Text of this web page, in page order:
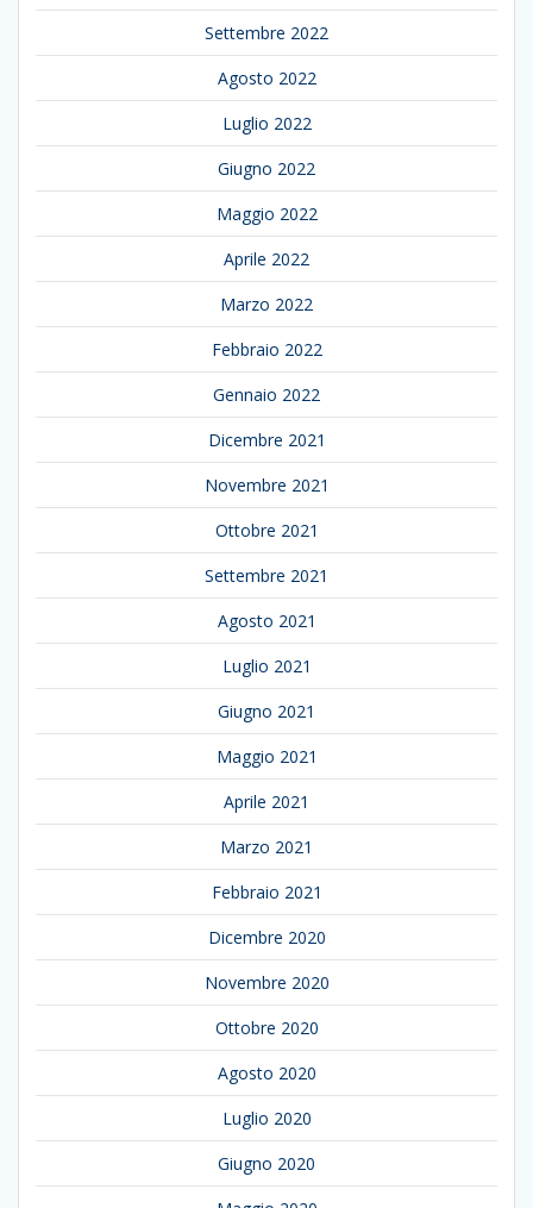
Settembre 2022
Agosto 2022
Luglio 2022
Giugno 2022
Maggio 2022
Aprile 2022
Marzo 2022
Febbraio 2022
Gennaio 2022
Dicembre 2021
Novembre 2021
Ottobre 2021
Settembre 2021
Agosto 2021
Luglio 2021
Giugno 2021
Maggio 2021
Aprile 2021
Marzo 2021
Febbraio 2021
Dicembre 2020
Novembre 2020
Ottobre 2020
Agosto 2020
Luglio 2020
Giugno 2020